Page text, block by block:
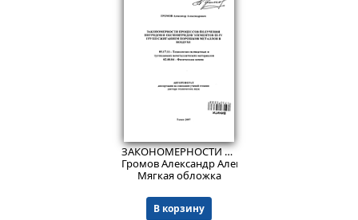
ЗАКОНОМЕРНОСТИ ПРОЦЕССОВ ПОЛУЧЕНИЯ НИТРИДОВ И ОКСИНИТРИДОВ ЭЛЕМЕНТОВ Ш-IV ГРУПП СЖИГАНИЕМ ПОРОШКОВ МЕТАЛЛОВ В ВОЗДУХЕ. 05Л7Л1 - Технология силикатных и тугоплавких неметаллических материалов 02.00.04 - Физическая химия
Громов Александр Александрович.
Мягкая обложка
В корзину